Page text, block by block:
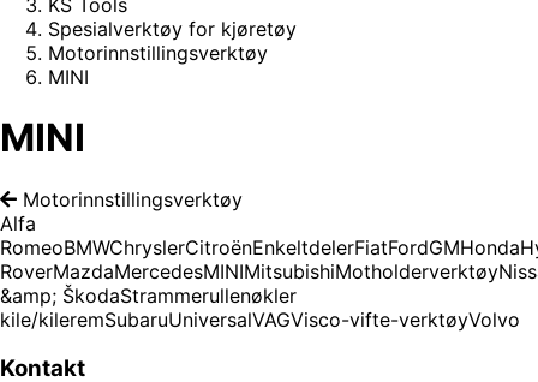
KS Tools
Spesialverktøy for kjøretøy
Motorinnstillingsverktøy
MINI
MINI
Motorinnstillingsverktøy
Alfa
RomeoBMWChryslerCitroënEnkeltdelerFiatFordGMHonda
RoverMazdaMercedesMINIMitsubishiMotholderverktøy
&amp; ŠkodaStrammerullenøkler
kile/kileremSubaruUniversalVAGVisco-vifte-verktøyVolvo
Kontakt